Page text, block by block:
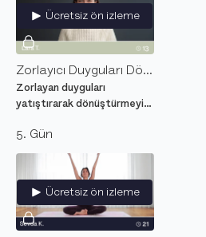
Ücretsiz ön izleme
Zorlayıcı Duyguları Dönüştür
Zorlayan duyguları
yatıştırarak dönüştürmeyi
meditasyon seansı.
5. Gün
Ücretsiz ön izleme